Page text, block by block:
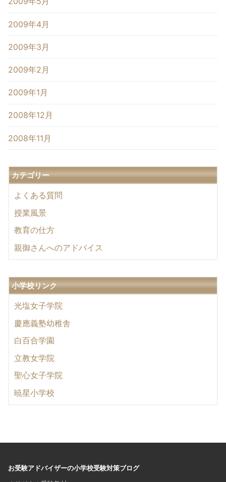
2009年4月
2009年3月
2009年2月
2009年1月
2008年12月
2008年11月
カテゴリー
よくある質問
授業風景
教育の仕方
親御さんへのアドバイス
小学校リンク
光塩女子学院
慶應義塾幼稚舎
白百合学園
立教女学院
聖心女子学院
暁星小学校
お受験アドバイザーの小学校受験対策ブログ